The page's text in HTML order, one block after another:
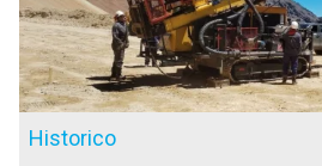
Historico